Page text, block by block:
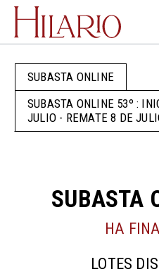
SUBASTA ONLINE
SUBASTA ONLINE 53º :
JULIO - REMATE 8 DE
SUBASTA
HA
LOTES